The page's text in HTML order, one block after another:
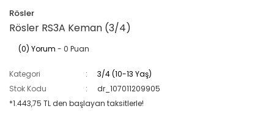
Rösler
Rösler RS3A Keman (3/4)
(0) Yorum - 0 Puan
Kategori
3/4 (10-13 Yaş)
Stok Kodu
dr_107011209905
*1.443,75 TL den başlayan taksitlerle!